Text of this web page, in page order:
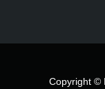
Copyright ©